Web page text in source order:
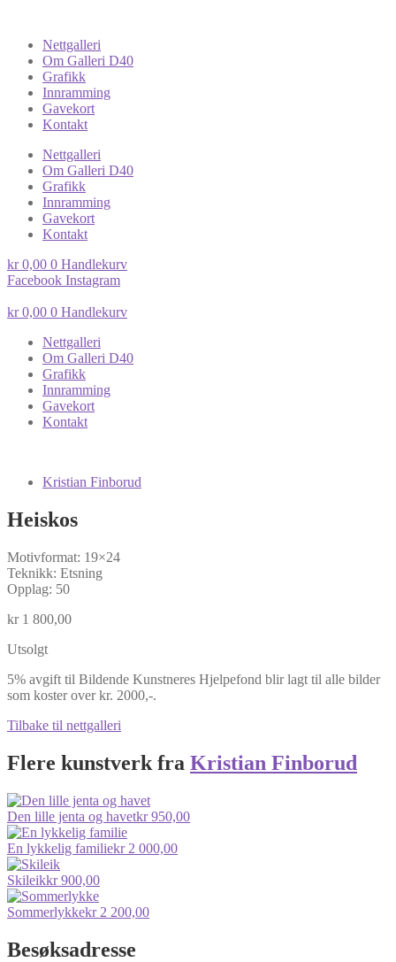
Nettgalleri
Om Galleri D40
Grafikk
Innramming
Gavekort
Kontakt
Nettgalleri
Om Galleri D40
Grafikk
Innramming
Gavekort
Kontakt
kr0,00 0 Handlekurv
Facebook Instagram
kr0,00 0 Handlekurv
Nettgalleri
Om Galleri D40
Grafikk
Innramming
Gavekort
Kontakt
Kristian Finborud
Heiskos
Motivformat: 19×24
Teknikk: Etsning
Opplag: 50
kr1 800,00
Utsolgt
5% avgift til Bildende Kunstneres Hjelpefond blir lagt til alle bilder
som koster over kr. 2000,-.
Tilbake til nettgalleri
Flere kunstverk fra Kristian Finborud
Den lille jenta og havetkr950,00
En lykkelig familiekr2 000,00
Skileikkr900,00
Sommerlykkekr2 200,00
Besøksadresse